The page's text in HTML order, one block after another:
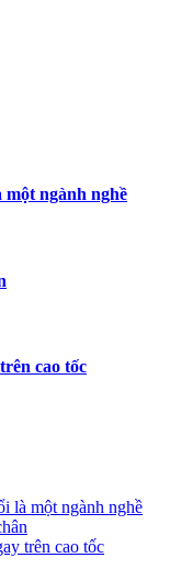
một ngành nghề
cao tốc
là một ngành nghề
trên cao tốc